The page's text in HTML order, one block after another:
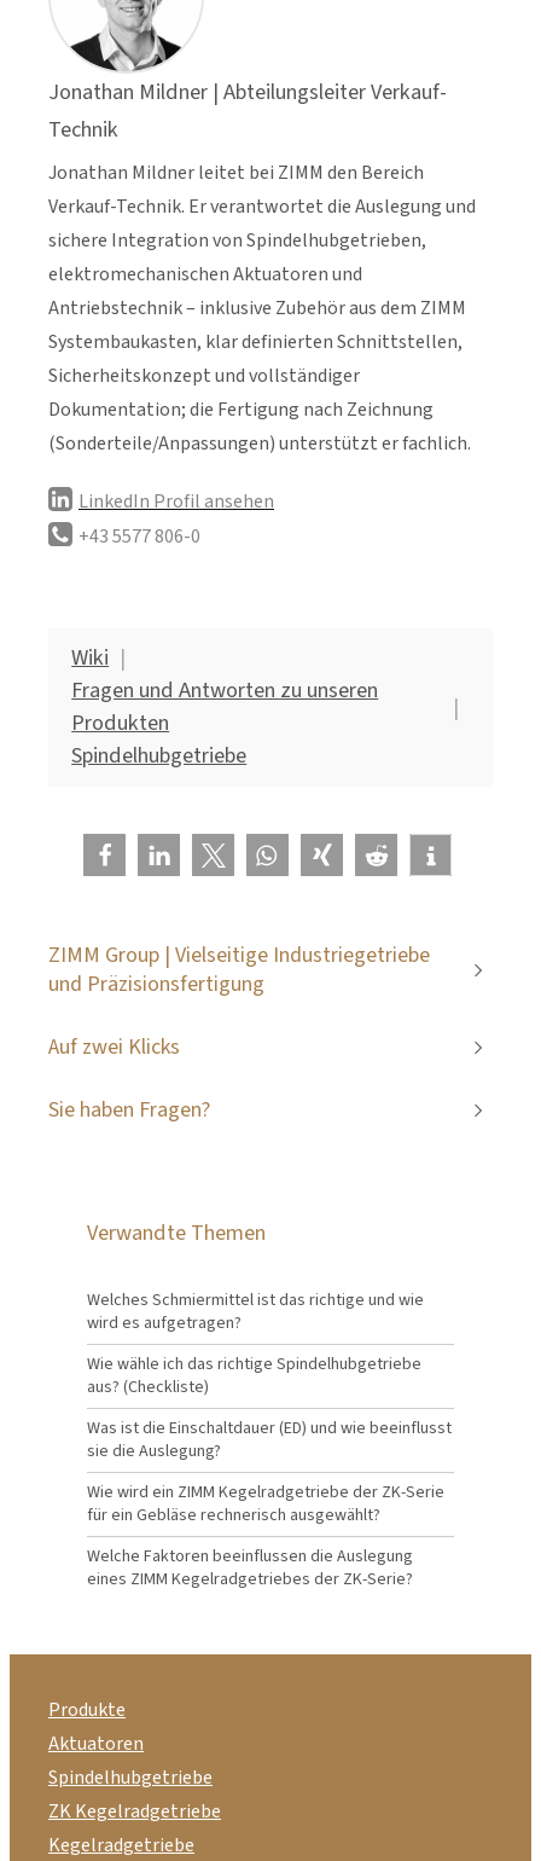
Jonathan Mildner | Abteilungsleiter Verkauf-
Technik
Jonathan Mildner leitet bei ZIMM den Bereich
Verkauf-Technik. Er verantwortet die Auslegung und
sichere Integration von Spindelhubgetrieben,
elektromechanischen Aktuatoren und
Antriebstechnik – inklusive Zubehör aus dem ZIMM
Systembaukasten, klar definierten Schnittstellen,
Sicherheitskonzept und vollständiger
Dokumentation; die Fertigung nach Zeichnung
(Sonderteile/Anpassungen) unterstützt er fachlich.
LinkedIn Profil ansehen
+43 5577 806-0
Wiki
Fragen und Antworten zu unseren
Produkten
Spindelhubgetriebe
ZIMM Group | Vielseitige Industriegetriebe
und Präzisionsfertigung
Auf zwei Klicks
Sie haben Fragen?
Verwandte Themen
Welches Schmiermittel ist das richtige und wie
wird es aufgetragen?
Wie wähle ich das richtige Spindelhubgetriebe
aus? (Checkliste)
Was ist die Einschaltdauer (ED) und wie beeinflusst
sie die Auslegung?
Wie wird ein ZIMM Kegelradgetriebe der ZK-Serie
für ein Gebläse rechnerisch ausgewählt?
Welche Faktoren beeinflussen die Auslegung
eines ZIMM Kegelradgetriebes der ZK-Serie?
Produkte
Aktuatoren
Spindelhubgetriebe
ZK Kegelradgetriebe
Kegelradgetriebe